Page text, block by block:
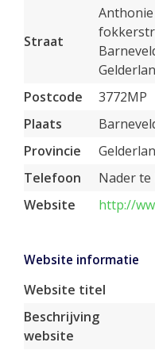
Straat
Anthonie
Postcode
3772MP
Plaats
Provincie
Telefoon
Nader te
Website
http://
Website informatie
Website titel
Beschrijving
website